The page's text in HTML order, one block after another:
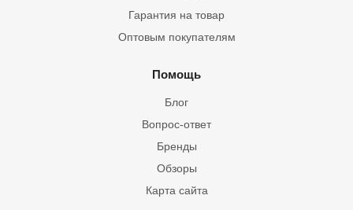
Гарантия на товар
Оптовым покупателям
Помощь
Блог
Вопрос-ответ
Бренды
Обзоры
Карта сайта